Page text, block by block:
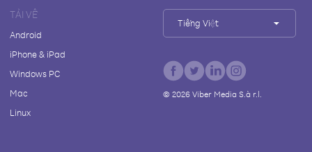
TẢI VỀ
Android
iPhone & iPad
Windows PC
Mac
Linux
Tiếng Việt
© 2026Viber Media S.à r.l.